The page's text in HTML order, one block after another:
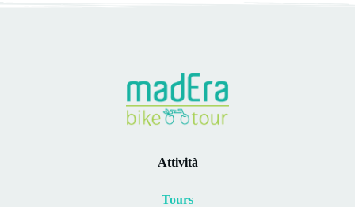
Attività
Tours